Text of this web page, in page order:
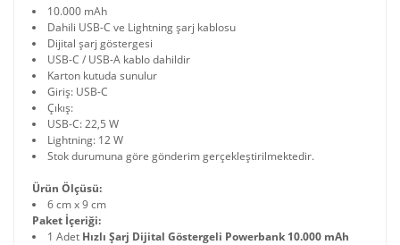
10.000 mAh
Dahili USB-C ve Lightning şarj kablosu
Dijital şarj göstergesi
USB-C / USB-A kablo dahildir
Karton kutuda sunulur
Giriş: USB-C
Çıkış:
USB-C: 22,5 W
Lightning: 12 W
Stok durumuna göre gönderim gerçekleştirilmektedir.
Ürün Ölçüsü:
6 cm x 9 cm
Paket İçeriği:
1 Adet Hızlı Şarj Dijital Göstergeli Powerbank 10.000 mAh